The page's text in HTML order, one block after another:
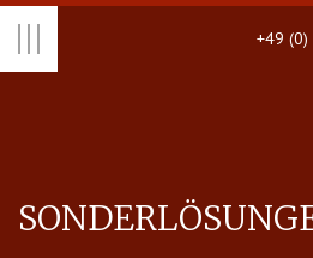
+49